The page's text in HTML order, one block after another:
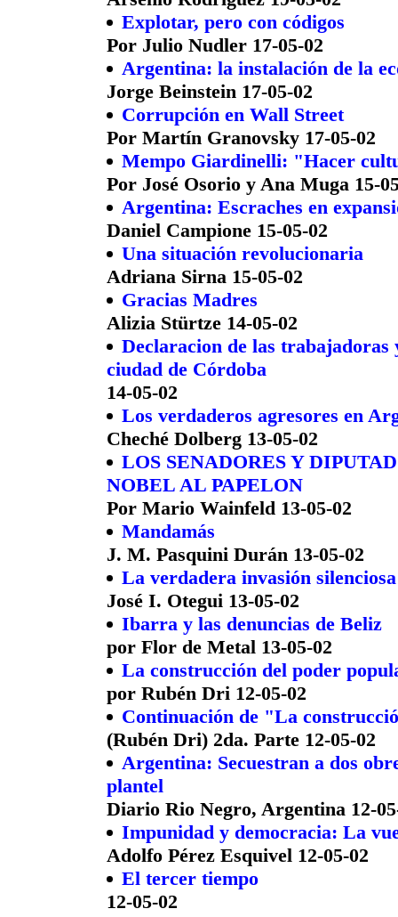
Explotar, pero con códigos
Por Julio Nudler 17-05-02
Argentina: la instalación de la
Jorge Beinstein 17-05-02
Corrupción en Wall Street
Por Martín Granovsky 17-05-02
Mempo Giardinelli: "Hacer
Por José Osorio y Ana Muga 15-
Argentina: Escraches en
Daniel Campione 15-05-02
Una situación revolucionaria
Adriana Sirna 15-05-02
Gracias Madres
Alizia Stürtze 14-05-02
Declaracion de las
ciudad de Córdoba
14-05-02
Los verdaderos agresores en
Cheché Dolberg 13-05-02
LOS SENADORES Y
NOBEL AL PAPELON
Por Mario Wainfeld 13-05-02
Mandamás
J. M. Pasquini Durán 13-05-02
La verdadera invasión silenciosa
José I. Otegui 13-05-02
Ibarra y las denuncias de Beliz
por Flor de Metal 13-05-02
La construcción del poder
por Rubén Dri 12-05-02
Continuación de "La
(Rubén Dri) 2da. Parte 12-05-02
Argentina: Secuestran a dos
plantel
Diario Rio Negro, Argentina 12-
Impunidad y democracia: La
Adolfo Pérez Esquivel 12-05-02
El tercer tiempo
12-05-02